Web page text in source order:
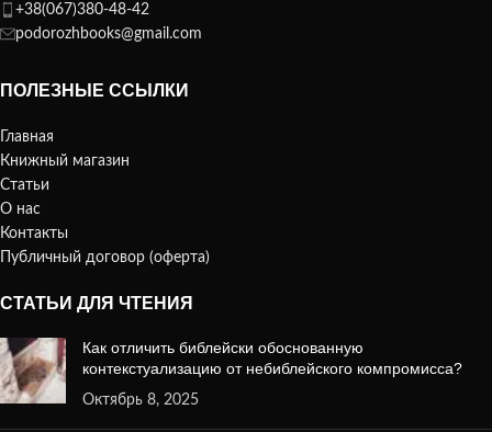
+38(067)380-48-42
podorozhbooks@gmail.com
ПОЛЕЗНЫЕ ССЫЛКИ
Главная
Книжный магазин
Статьи
О нас
Контакты
Публичный договор (оферта)
СТАТЬИ ДЛЯ ЧТЕНИЯ
Как отличить библейски обоснованную
контекстуализацию от небиблейского компромисса?
Октябрь 8, 2025